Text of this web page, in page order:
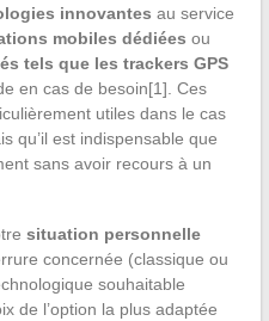
innovantes au service
mobiles dédiées ou
tels que les trackers GPS
en cas de besoin[1]. Ces
utiles dans le cas
qu’il est indispensable que
sans avoir recours à un
situation personnelle
concernée (classique ou
souhaitable
de l’option la plus adaptée